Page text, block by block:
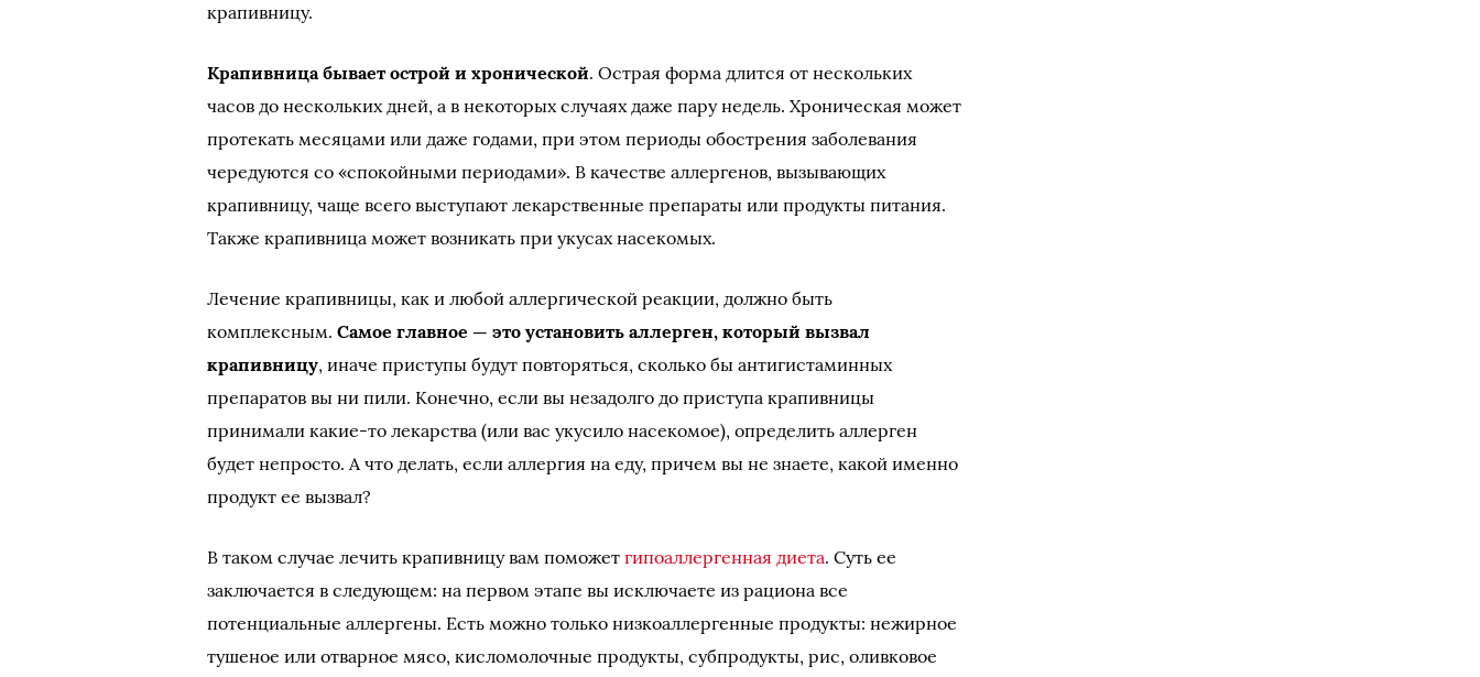
крапивницу.
Крапивница бывает острой и хронической. Острая форма длится от нескольких
часов до нескольких дней, а в некоторых случаях даже пару недель. Хроническая может
протекать месяцами или даже годами, при этом периоды обострения заболевания
чередуются со «спокойными периодами». В качестве аллергенов, вызывающих
крапивницу, чаще всего выступают лекарственные препараты или продукты питания.
Также крапивница может возникать при укусах насекомых.
Лечение крапивницы, как и любой аллергической реакции, должно быть
комплексным.Самое главное — это установить аллерген, который вызвал
крапивницу, иначе приступы будут повторяться, сколько бы антигистаминных
препаратов вы ни пили. Конечно, если вы незадолго до приступа крапивницы
принимали какие-то лекарства (или вас укусило насекомое), определить аллерген
будет непросто. А что делать, если аллергия на еду, причем вы не знаете, какой именно
продукт ее вызвал?
В таком случае лечить крапивницу вам поможетгипоаллергенная диета. Суть ее
заключается в следующем: на первом этапе вы исключаете из рациона все
потенциальные аллергены. Есть можно только низкоаллергенные продукты: нежирное
тушеное или отварное мясо, кисломолочные продукты, субпродукты, рис, оливковое